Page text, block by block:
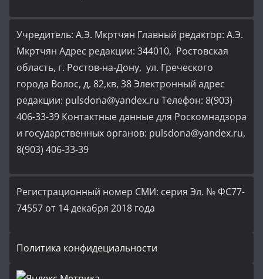
Учредитель: А.Э. Мкртчян Главный редактор: А.Э.
Мкртчян Адрес редакции: 344010, Ростовская
область, г. Ростов-на-Дону, ул. Греческого
города Волос, д. 82,кв, 38 Электронный адрес
редакции: pulsdona@yandex.ru Телефон: 8(903)
406-33-39 Контактные данные для Роскомнадзора
и государственных органов: pulsdona@yandex.ru,
8(903) 406-33-39
Регистрационный номер СМИ: серия Эл. № ФС77-
74557 от 14 декабря 2018 года
Политика конфидециальности